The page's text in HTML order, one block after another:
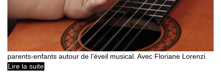
parents-enfants autour de l’éveil musical. Avec Floriane Lorenzi.
Lire la suite